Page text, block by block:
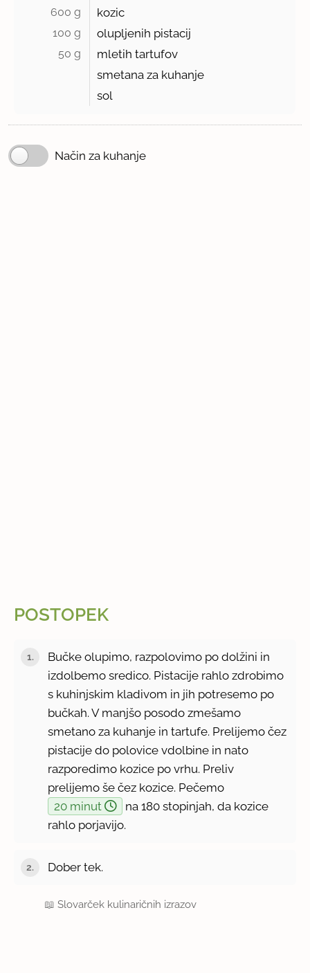
600 g kozic
100 g olupljenih pistacij
50 g
mletih tartufov
smetana za kuhanje
sol
Način za kuhanje
POSTOPEK
Bučke olupimo, razpolovimo po dolžini in
izdolbemo sredico. Pistacije rahlo zdrobimo
s kuhinjskim kladivom in jih potresemo po
bučkah. V manjšo posodo zmešamo
smetano za kuhanje in tartufe. Prelijemo čez
pistacije do polovice vdolbine in nato
razporedimo kozice po vrhu. Preliv
prelijemo še čez kozice. Pečemo
20 minut
na 180 stopinjah, da kozice
rahlo porjavijo.
Dober tek.
📖Slovarček kulinaričnih izrazov